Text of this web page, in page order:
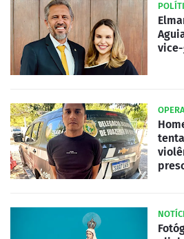
vice-